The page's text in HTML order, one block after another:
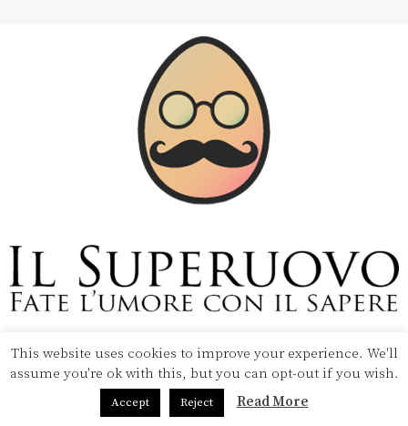
Copyright © 2020 Il Superuovo — Powered by Pipool
SRL
This website uses cookies to improve your experience. We'll
assume you're ok with this, but you can opt-out if you wish.
Accept Reject Read More